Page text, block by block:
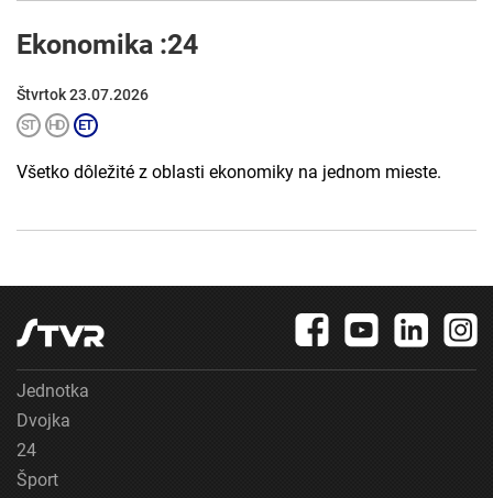
Ekonomika :24
Štvrtok 23.07.2026
Všetko dôležité z oblasti ekonomiky na jednom mieste.
Jednotka
Dvojka
24
Šport